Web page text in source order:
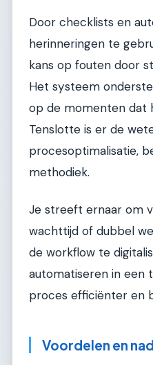
Door checklists en
herinneringen te
kans op fouten door
Het systeem
op de momenten dat
Tenslotte is er de
procesoptimalisatie,
methodiek.
Je streeft ernaar om
wachttijd of dubbel
de workflow te
automatiseren in een
proces efficiënter en
Voordelen en